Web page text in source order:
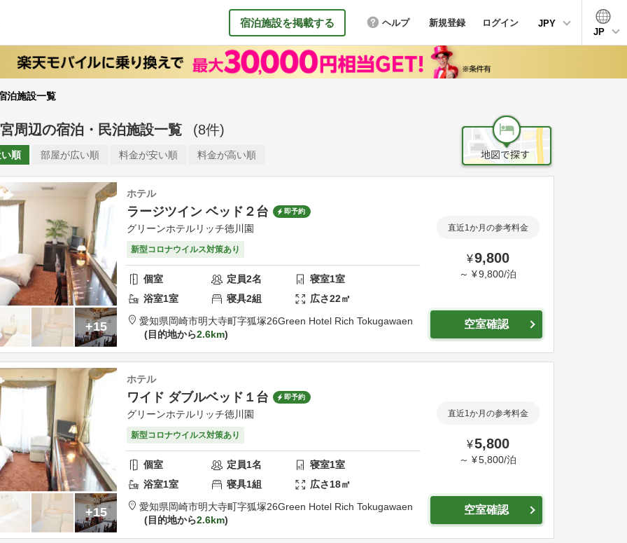
宿泊施設を掲載する ヘルプ 新規登録 ログイン
JPY
JP
泊施設一覧
周辺の宿泊・民泊施設一覧 (8件)
順 部屋が広い順 料金が安い順 料金が高い順
+15
ホテル
ラージツイン ベッド２台 即予約
グリーンホテルリッチ徳川園
新型コロナウイルス対策あり
個室 定員2名 寝室1室
浴室1室 寝具2組 広さ22㎡
愛知県岡崎市明大寺町字狐塚26Green Hotel Rich Tokugawaen
目的地から2.6km
直近1か月の参考料金
¥9,800
～ ¥9,800/泊
空室確認
+15
ホテル
ワイド ダブルベッド１台 即予約
グリーンホテルリッチ徳川園
新型コロナウイルス対策あり
個室 定員1名 寝室1室
浴室1室 寝具1組 広さ18㎡
愛知県岡崎市明大寺町字狐塚26Green Hotel Rich Tokugawaen
目的地から2.6km
直近1か月の参考料金
¥5,800
～ ¥5,800/泊
空室確認